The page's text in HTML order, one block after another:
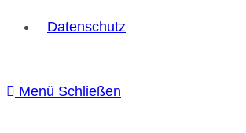
Datenschutz
Menü Schließen